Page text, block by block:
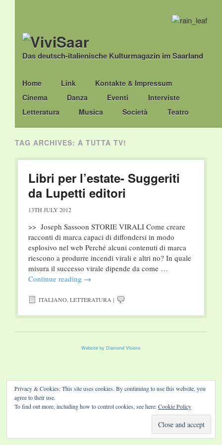
Das deutsch-italienische Kulturmagazin im Saarland
Main menu
Skip
to
content
Home Link
Kontakte & Impressum
Cinema
Danza Eventi
Interviste
Letteratura
Musica Società Teatro
TAG ARCHIVES: A TUTTA TV!
Libri per l’estate- Suggeriti
da Lupetti editori
13TH JULY 2012
>> Joseph Sassoon STORIE VIRALI Come creare
racconti di marca capaci di diffondersi in modo
esplosivo nel web Perché alcuni contenuti di marca
riescono a produrre incendi virali e altri no? In quale
misura il successo virale dipende da come …
Continue reading →
ITALIANO,LETTERATURA |
Website by Diamond Visions
Privacy & Cookies: This site uses cookies. By continuing to use this website, you
agree to their use.
To find out more, including how to control cookies, see here:Cookie Policy